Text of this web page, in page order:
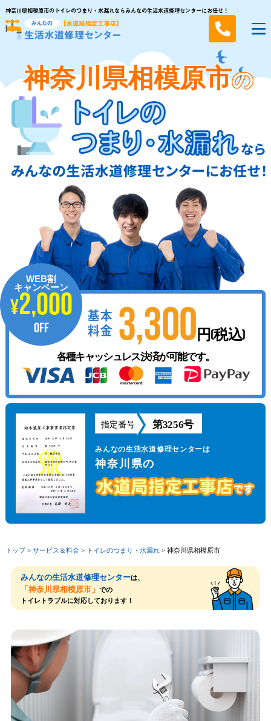
神奈川県相模原市のトイレのつまり・水漏れならみんなの生活水道修理センターにお任せ！
神奈川県相模原市の
指定番号 第3256号
みんなの生活水道修理センターは
神奈川県の
WEB割
キャンペーン
¥2,000
OFF
基本
料金 3,300 円(税込)
各種キャッシュレス決済が可能です。
トップ > サービス＆料⾦ > トイレのつまり・⽔漏れ > 神奈川県相模原市
みんなの生活水道修理センターは、
「神奈川県相模原市」 での
トイレトラブルに対応しております！